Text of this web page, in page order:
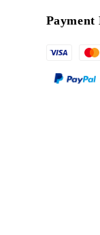
Payment